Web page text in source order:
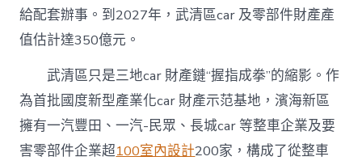
給配套辦事。到2027年，武清區car 及零部件財產產
值估計達350億元。
武清區只是三地car 財產鏈“握指成拳”的縮影。作
為首批國度新型產業化car 財產示范基地，濱海新區
擁有一汽豐田、一汽-民眾、長城car 等整車企業及要
害零部件企業超100室內設計200家，構成了從整車